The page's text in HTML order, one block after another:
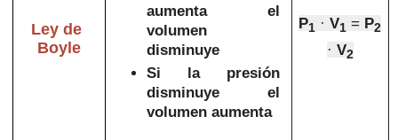
Ley de
Boyle
aumenta el
volumen
disminuye
Si la presión
disminuye el
volumen aumenta
P1 ·V1 = P2
· V2